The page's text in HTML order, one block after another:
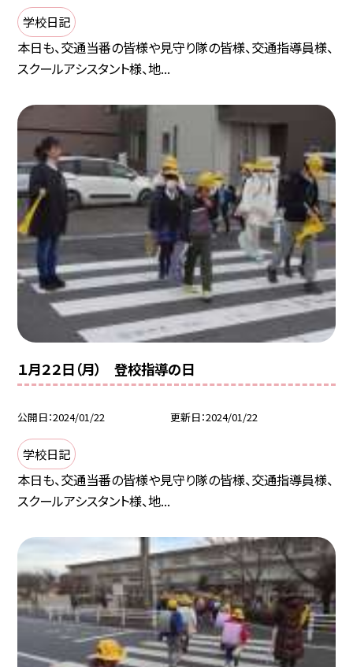
学校日記
本日も、交通当番の皆様や見守り隊の皆様、交通指導員様、
スクールアシスタント様、地...
１月２２日（月） 登校指導の日
公開日 2024/01/22 更新日 2024/01/22
学校日記
本日も、交通当番の皆様や見守り隊の皆様、交通指導員様、
スクールアシスタント様、地...